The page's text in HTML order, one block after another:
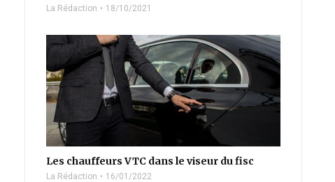
La Rédaction 18/10/2021
Les chauffeurs VTC dans le viseur du fisc
La Rédaction 16/01/2022